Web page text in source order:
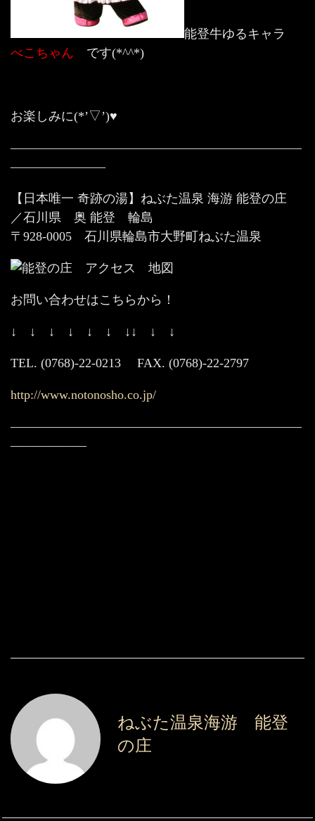
能登牛ゆるキャラ
べこちゃん です(*^^*)
お楽しみに(*’▽’)♥
———————————————————————
———————–
【日本唯一 奇跡の湯】ねぶた温泉 海游 能登の庄
／石川県 奥 能登 輪島
〒928-0005 石川県輪島市大野町ねぶた温泉
お問い合わせはこちらから！
↓ ↓ ↓ ↓ ↓ ↓ ↓↓ ↓ ↓
TEL. (0768)-22-0213 FAX. (0768)-22-2797
http://www.notonosho.co.jp/
———————————————————————
——————
ねぶた温泉海游 能登
の庄